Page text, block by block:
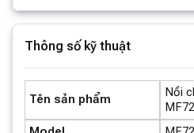
món ăn mà không cần mở
đó, bạn dễ dàng kiểm soát
đạt đến độ chín tới hoàn hảo.
Thông số kỹ thuật
Tên sản phẩm
Nồi